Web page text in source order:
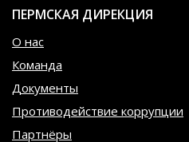
ПЕРМСКАЯ ДИРЕКЦИЯ
О нас
Команда
Документы
Противодействие коррупции
Партнёры